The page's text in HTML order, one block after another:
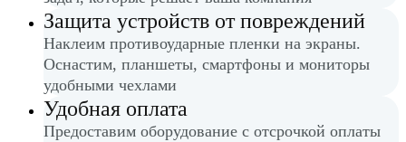
Защита устройств от повреждений
Наклеим противоударные пленки на экраны.
Оснастим, планшеты, смартфоны и мониторы
удобными чехлами
Удобная оплата
Предоставим оборудование с отсрочкой оплаты